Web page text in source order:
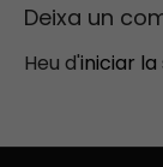
Deixa un
Heu d'iniciar la